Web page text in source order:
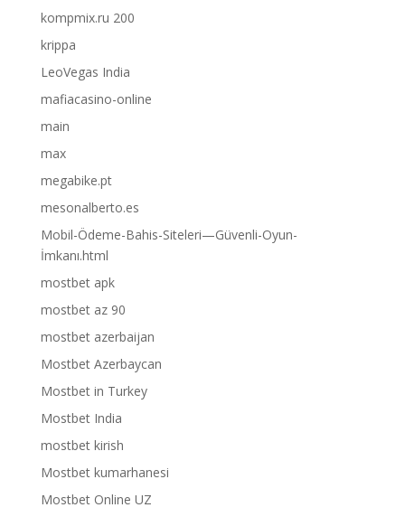
kompmix.ru 200
krippa
LeoVegas India
mafiacasino-online
main
max
megabike.pt
mesonalberto.es
Mobil-Ödeme-Bahis-Siteleri—Güvenli-Oyun-
İmkanı.html
mostbet apk
mostbet az 90
mostbet azerbaijan
Mostbet Azerbaycan
Mostbet in Turkey
Mostbet India
mostbet kirish
Mostbet kumarhanesi
Mostbet Online UZ